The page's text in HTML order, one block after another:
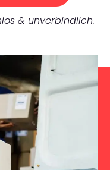
& unverbindlich.